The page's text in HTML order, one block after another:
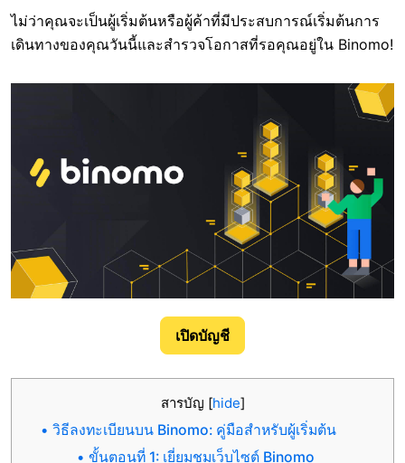
ไม่ว่าคุณจะเป็นผู้เริ่มต้นหรือผู้ค้าที่มีประสบการณ์เริ่มต้นการ
เดินทางของคุณวันนี้และสำรวจโอกาสที่รอคุณอยู่ใน Binomo!
เปิดบัญชี
สารบัญ [hide]
วิธีลงทะเบียนบน Binomo: คู่มือสำหรับผู้เริ่มต้น
ขั้นตอนที่ 1: เยี่ยมชมเว็บไซต์ Binomo